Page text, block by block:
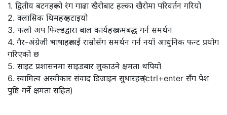
1. द्वितीय बटनहरूको रंग गाढा खैरोबाट हल्का खैरोमा परिवर्तन गरियो
2. क्लासिक थिमहरू हटाइयो
3. फलो अप फिल्डद्वारा बाल कार्यहरू क्रमबद्ध गर्न समर्थन
4. गैर-अंग्रेजी भाषाहरूलाई राम्रोसँग समर्थन गर्न नयाँ आधुनिक फन्ट प्रयोग
गरिएको छ
5. साइट प्रशासनमा साइडबार लुकाउने क्षमता थपियो
6. स्वामित्व अस्वीकार संवाद डिजाइन सुधारहरू (ctrl+enter सँग पेश
पुष्टि गर्ने क्षमता सहित)